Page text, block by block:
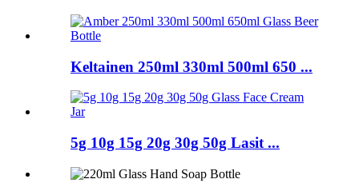
Keltainen 250ml 330ml 500ml 650 ...
5g 10g 15g 20g 30g 50g Lasit ...